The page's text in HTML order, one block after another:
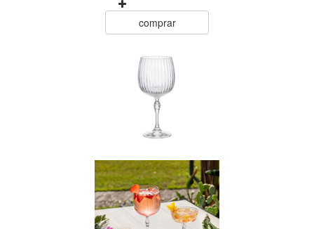
comprar